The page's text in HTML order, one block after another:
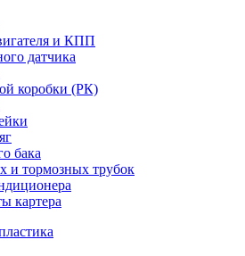
и КПП
датчика
коробки (РК)
бака
и тормозных трубок
картера